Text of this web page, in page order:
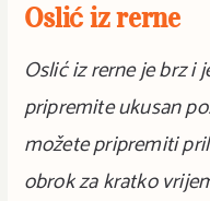
Oslić iz rerne
Oslić iz rerne je brz i
pripremite ukusan
možete pripremiti
obrok za kratko